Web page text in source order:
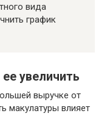
вида
график
увеличить
выручке от
макулатуры влияет